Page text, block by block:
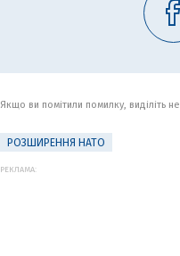
Якщо ви помітили помилку, виділіть
РОЗШИРЕННЯ НАТО
РЕКЛАМА: